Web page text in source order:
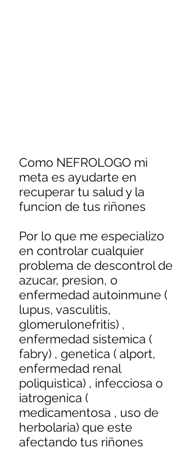
Como NEFROLOGO mi
meta es ayudarte en
recuperar tu salud y la
funcion de tus riñones
Por lo que me especializo
en controlar cualquier
problema de descontrol de
azucar, presion, o
enfermedad autoinmune (
lupus, vasculitis,
glomerulonefritis) ,
enfermedad sistemica (
fabry) , genetica ( alport,
enfermedad renal
poliquistica) , infecciosa o
iatrogenica (
medicamentosa , uso de
herbolaria) que este
afectando tus riñones